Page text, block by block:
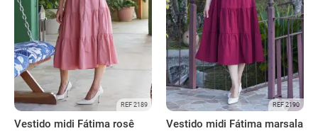
REF 2189
Vestido midi Fátima rosê
REF 2190
Vestido midi Fátima marsala